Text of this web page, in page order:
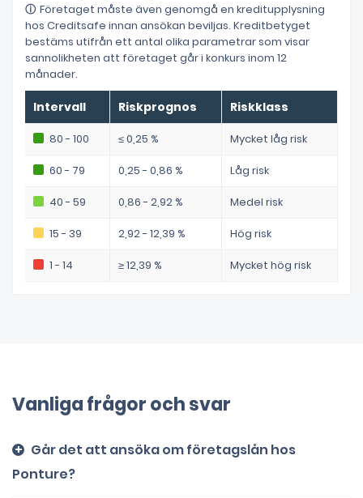
Företaget måste även genomgå en kreditupplysning
hos Creditsafe innan ansökan beviljas. Kreditbetyget
bestäms utifrån ett antal olika parametrar som visar
sannolikheten att företaget går i konkurs inom 12
månader.
Intervall Riskprognos Riskklass
80 - 100 ≤ 0,25 % Mycket låg risk
60 - 79 0,25 - 0,86 % Låg risk
40 - 59 0,86 - 2,92 % Medel risk
15 - 39 2,92 - 12,39 % Hög risk
1 - 14 ≥ 12,39 % Mycket hög risk
Vanliga frågor och svar
Går det att ansöka om företagslån hos
Ponture?